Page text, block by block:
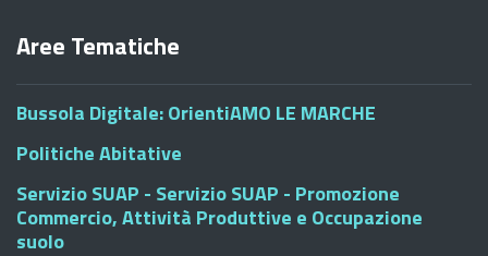
Aree Tematiche
Bussola Digitale: OrientiAMO LE MARCHE
Politiche Abitative
Servizio SUAP - Servizio SUAP - Promozione
Commercio, Attività Produttive e Occupazione
suolo